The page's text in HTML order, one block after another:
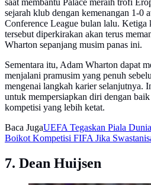
saat membantu Palace meraih trofi
sejarah klub dengan kemenangan 1-0
Conference League bulan lalu. Ketiga
tersebut diperkirakan akan terus
Wharton sepanjang musim panas ini.
Sementara itu, Adam Wharton dapat
menjalani pramusim yang penuh
mengenai langkah karier selanjutnya.
untuk mempersiapkan diri dengan
kompetisi yang lebih ketat.
Baca JugaUEFA Tegaskan Piala
Boikot Kompetisi FIFA Jika
7. Dean Huijsen